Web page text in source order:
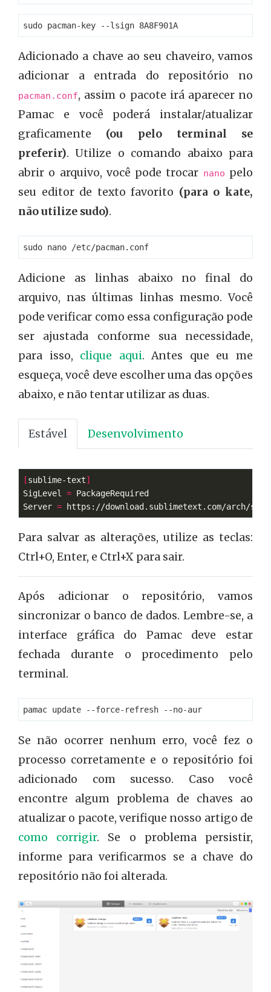
Adicionado a chave ao seu chaveiro, vamos
adicionar a entrada do repositório no
pacman.conf, assim o pacote irá aparecer no
Pamac e você poderá instalar/atualizar
graficamente (ou pelo terminal se
preferir). Utilize o comando abaixo para
abrir o arquivo, você pode trocar nano pelo
seu editor de texto favorito (para o kate,
não utilize sudo).
Adicione as linhas abaixo no final do
arquivo, nas últimas linhas mesmo. Você
pode verificar como essa configuração pode
ser ajustada conforme sua necessidade,
para isso, clique aqui. Antes que eu me
esqueça, você deve escolher uma das opções
abaixo, e não tentar utilizar as duas.
Estável Desenvolvimento
[sublime-text]
SigLevel =
Server =
Para salvar as alterações, utilize as teclas:
Ctrl+O, Enter, e Ctrl+X para sair.
Após adicionar o repositório, vamos
sincronizar o banco de dados. Lembre-se, a
interface gráfica do Pamac deve estar
fechada durante o procedimento pelo
terminal.
Se não ocorrer nenhum erro, você fez o
processo corretamente e o repositório foi
adicionado com sucesso. Caso você
encontre algum problema de chaves ao
atualizar o pacote, verifique nosso artigo de
como corrigir. Se o problema persistir,
informe para verificarmos se a chave do
repositório não foi alterada.